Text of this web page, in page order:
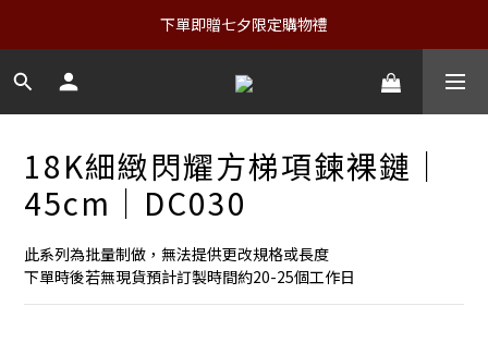
下單即贈七夕限定購物禮
18K細緻閃耀方梯項鍊裸鏈｜
45cm｜DC030
此系列為批量制做，無法提供更改規格或長度
下單時後若無現貨預計訂製時間約20-25個工作日